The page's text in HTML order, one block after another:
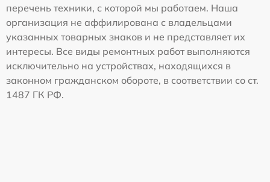
перечень техники, с которой мы работаем. Наша
организация не аффилирована с владельцами
указанных товарных знаков и не представляет их
интересы. Все виды ремонтных работ выполняются
исключительно на устройствах, находящихся в
законном гражданском обороте, в соответствии со ст.
1487 ГК РФ.